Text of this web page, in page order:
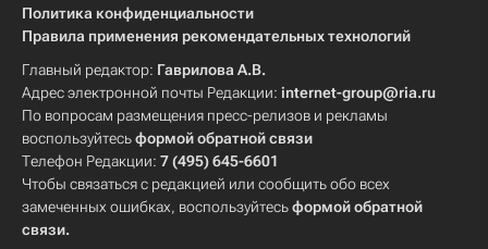
Политика конфиденциальности
Правила применения рекомендательных технологий
Главный редактор: Гаврилова А.В.
Адрес электронной почты Редакции: internet-group@ria.ru
По вопросам размещения пресс-релизов и рекламы
воспользуйтесьформой обратной связи
Телефон Редакции: 7 (495) 645-6601
Чтобы связаться с редакцией или сообщить обо всех
замеченных ошибках, воспользуйтесьформой обратной
связи.